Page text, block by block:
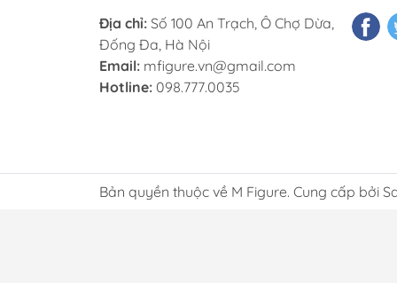
Địa chỉ: Số 100 An Trạch, Ô Chợ Dừa,
Đống Đa, Hà Nội
Email: mfigure.vn@gmail.com
Hotline: 098.777.0035
Bản quyền thuộc về M Figure. Cung cấp bởi